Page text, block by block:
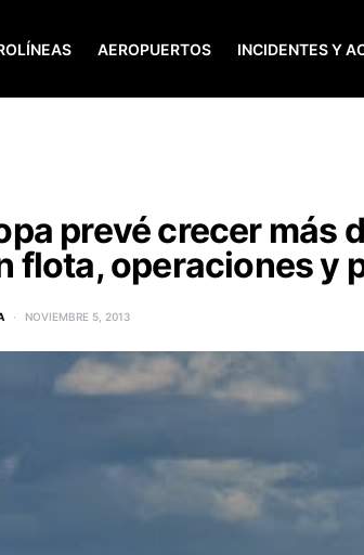
AEROPUERTOS INCIDENTES Y
prevé crecer más
flota, operaciones y
NOVIEMBRE 5, 2013